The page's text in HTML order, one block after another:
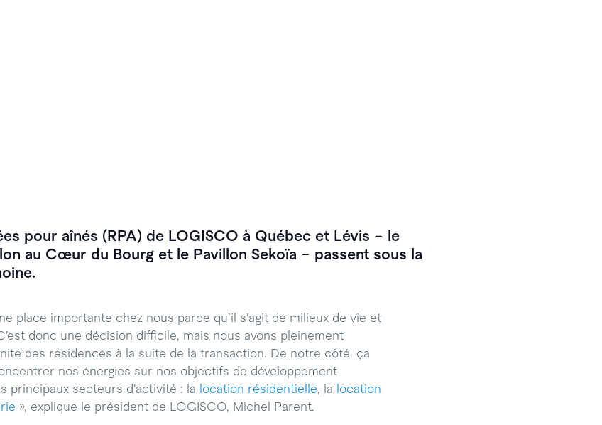
pour aînés (RPA) de LOGISCO à Québec et Lévis – le
au Cœur du Bourg et le Pavillon Sekoïa – passent sous la
place importante chez nous parce qu’il s’agit de milieux de vie et
donc une décision difficile, mais nous avons pleinement
des résidences à la suite de la transaction. De notre côté, ça
nos énergies sur nos objectifs de développement
principaux secteurs d’activité : la location résidentielle, la location
», explique le président de LOGISCO, Michel Parent.